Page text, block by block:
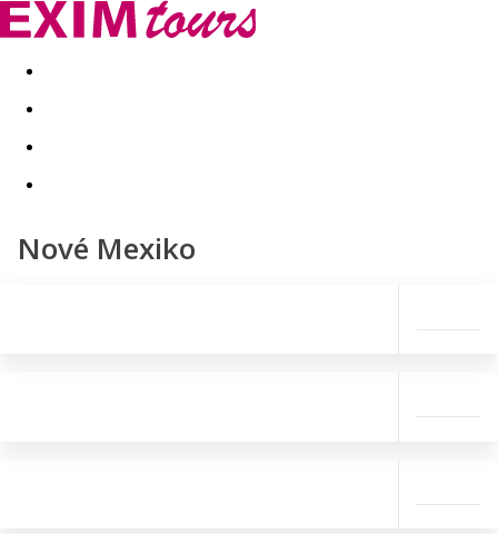
Akční nabídky Last minute
Nové Mexiko